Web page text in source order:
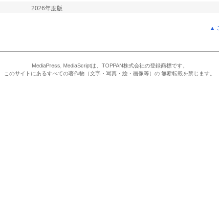
2026年度版
▲
MediaPress, MediaScriptは、TOPPAN株式会社の登録商標です。
このサイトにあるすべての著作物（文字・写真・絵・画像等）の 無断転載を禁じます。